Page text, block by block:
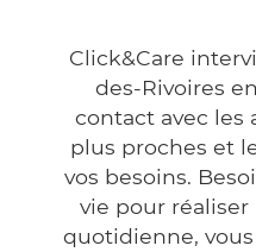
Click&Care
des-Rivoires
contact avec les
plus proches et
vos besoins.
vie pour réaliser
quotidienne,